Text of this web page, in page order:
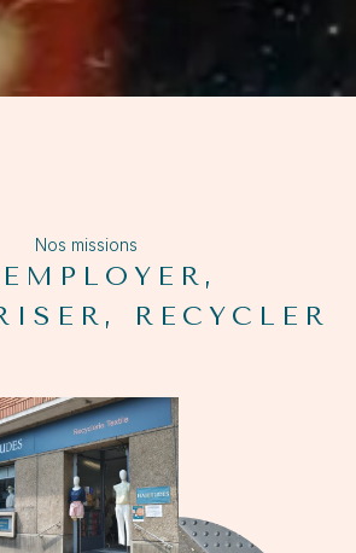
Nos missions
RECYCLER